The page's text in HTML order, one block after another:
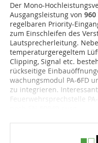
Der Mono-
Ausgangsleistung von 960
regelbaren Priority-
zum Einschleifen des
Lautsprecherleitung.
tempe­ra­turgeregeltem
Clipping, Signal etc.
rückseitige
wachungsmodul PA-6FD
zu integrieren.
Feuerwehrsprechstelle PA-